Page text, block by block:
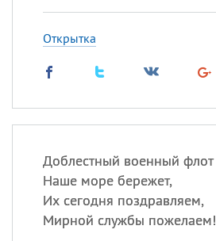
Открытка
Доблестный военный флот
Наше море бережет,
Их сегодня поздравляем,
Мирной службы пожелаем!